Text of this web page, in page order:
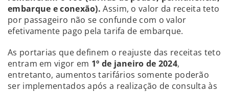
embarque e conexão). Assim, o valor da receita teto
por passageiro não se confunde com o valor
efetivamente pago pela tarifa de embarque.
As portarias que definem o reajuste das receitas teto
entram em vigor em 1º de janeiro de 2024,
entretanto, aumentos tarifários somente poderão
ser implementados após a realização de consulta às